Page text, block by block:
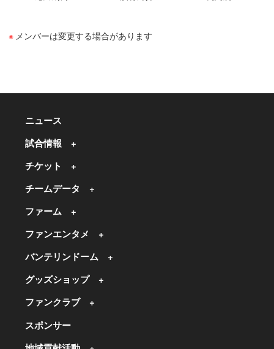
メンバーは変更する場合があります
ニュース
試合情報
チケット
チームデータ
ファーム
ファンエンタメ
バンテリンドーム
グッズショップ
ファンクラブ
スポンサー